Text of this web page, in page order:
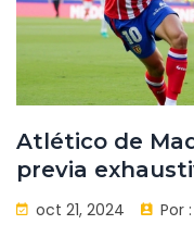
Atlético de
previa
en LaLiga
oct 21, 2024 Por :